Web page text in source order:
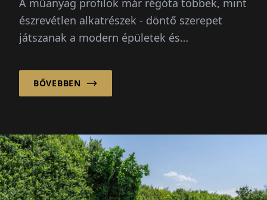
A műanyag profilok már régóta többek, mint
észrevétlen alkatrészek - döntő szerepet
játszanak a modern épületek és
kényelmében és tartósságában. CF...
BŐVEBBEN